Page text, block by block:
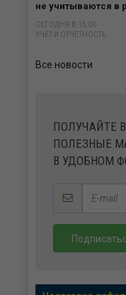
не учитываются в
СЕГОДНЯ В 15:00
УЧЕТ И ОТЧЕТНОСТЬ
Все новости
ПОЛУЧАЙТЕ
ПОЛЕЗНЫЕ
В УДОБНОМ